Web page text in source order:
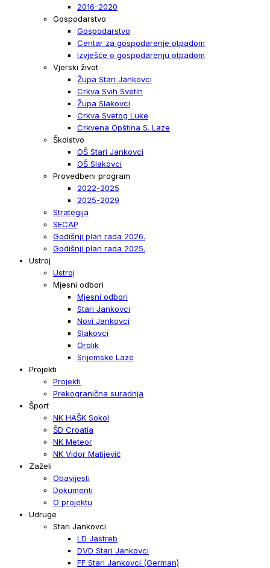
2016-2020
Gospodarstvo
Gospodarstvo
Centar za gospodarenje otpadom
Izvješće o gospodarenju otpadom
Vjerski život
Župa Stari Jankovci
Crkva Svih Svetih
Župa Slakovci
Crkva Svetog Luke
Crkvena Opština S. Laze
Školstvo
OŠ Stari Jankovci
OŠ Slakovci
Provedbeni program
2022-2025
2025-2029
Strategija
SECAP
Godišnji plan rada 2026.
Godišnji plan rada 2025.
Ustroj
Ustroj
Mjesni odbori
Mjesni odbori
Stari Jankovci
Novi Jankovci
Slakovci
Orolik
Srijemske Laze
Projekti
Projekti
Prekogranična suradnja
Šport
NK HAŠK Sokol
ŠD Croatia
NK Meteor
NK Vidor Matijević
Zaželi
Obavijesti
Dokumenti
O projektu
Udruge
Stari Jankovci
LD Jastreb
DVD Stari Jankovci
FF Stari Jankovci (German)